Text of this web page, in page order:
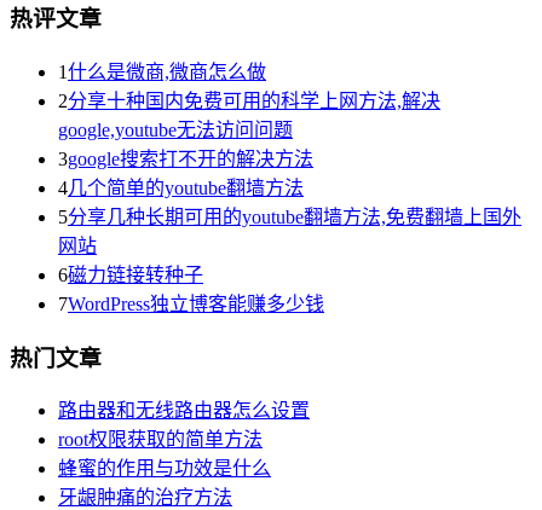
热评文章
1什么是微商,微商怎么做
2分享十种国内免费可用的科学上网方法,解决
google,youtube无法访问问题
3google搜索打不开的解决方法
4几个简单的youtube翻墙方法
5分享几种长期可用的youtube翻墙方法,免费翻墙上国外
网站
6磁力链接转种子
7WordPress独立博客能赚多少钱
热门文章
路由器和无线路由器怎么设置
root权限获取的简单方法
蜂蜜的作用与功效是什么
牙龈肿痛的治疗方法